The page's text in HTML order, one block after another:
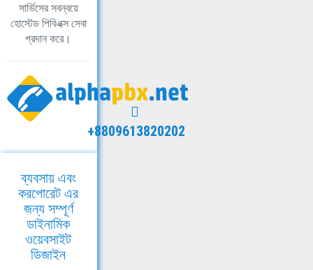
সার্ভিসের সবন্বয়ে
হোস্টেড পিবিএক্স সেবা
প্রদান করে।
+8809613820202
ব্যবসায় এবং
করপোরেট এর
জন্য সম্পূর্ণ
ডাইনামিক
ওয়েবসাইট
ডিজাইন